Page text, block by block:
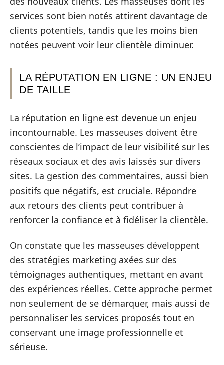
services sont bien notés attirent davantage de
clients potentiels, tandis que les moins bien
notées peuvent voir leur clientèle diminuer.
LA RÉPUTATION EN LIGNE : UN ENJEU
DE TAILLE
La réputation en ligne est devenue un enjeu
incontournable. Les masseuses doivent être
conscientes de l’impact de leur visibilité sur les
réseaux sociaux et des avis laissés sur divers
sites. La gestion des commentaires, aussi bien
positifs que négatifs, est cruciale. Répondre
aux retours des clients peut contribuer à
renforcer la confiance et à fidéliser la clientèle.
On constate que les masseuses développent
des stratégies marketing axées sur des
témoignages authentiques, mettant en avant
des expériences réelles. Cette approche permet
non seulement de se démarquer, mais aussi de
personnaliser les services proposés tout en
conservant une image professionnelle et
sérieuse.